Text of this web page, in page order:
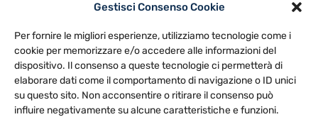
Gestisci Consenso Cookie
Per fornire le migliori esperienze, utilizziamo tecnologie come i
cookie per memorizzare e/o accedere alle informazioni del
dispositivo. Il consenso a queste tecnologie ci permetterà di
elaborare dati come il comportamento di navigazione o ID unici
su questo sito. Non acconsentire o ritirare il consenso può
influire negativamente su alcune caratteristiche e funzioni.
NOTE LEGALI
CONTATTACI PREFERENZE
TV LIBERA S.P.A.
Via Monteleonese 95/21 – 51100 Pistoia (PT)
Tel. 0573.9136 / Fax 0573.913615